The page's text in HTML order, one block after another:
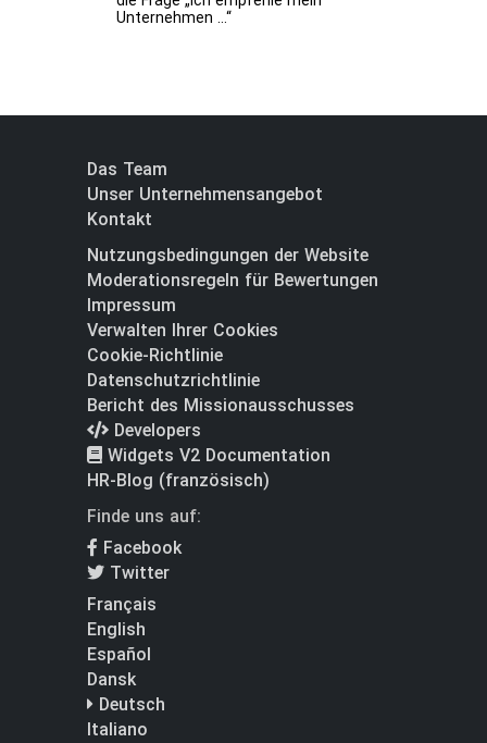
Unternehmen …“
Das Team
Unser Unternehmensangebot
Kontakt
Nutzungsbedingungen der Website
Moderationsregeln für Bewertungen
Impressum
Verwalten Ihrer Cookies
Cookie-Richtlinie
Datenschutzrichtlinie
Bericht des Missionausschusses
Developers
Widgets V2 Documentation
HR-Blog (französisch)
Finde uns auf:
Facebook
Twitter
Français
English
Español
Dansk
Deutsch
Italiano